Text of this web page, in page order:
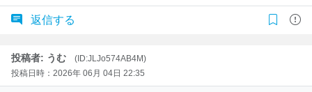
返信する
投稿者: うむ
(ID:JLJo574AB4M)
投稿日時：2026年 06月 04日 22:35